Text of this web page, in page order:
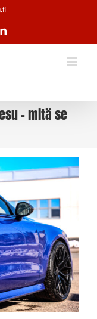
LinkedIn
– mitä se